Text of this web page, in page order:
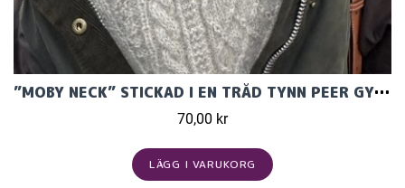
”MOBY NECK” STICKAD I EN TRÅD TYNN PEER GYNT OCH EN TRÅD TYNN SILK MOHAIR
70,00 kr
LÄGG I VARUKORG